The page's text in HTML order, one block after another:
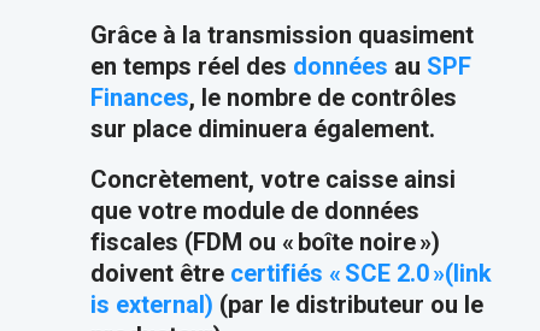
Grâce à la transmission quasiment
en temps réel des données au SPF
Finances, le nombre de contrôles
sur place diminuera également.
Concrètement, votre caisse ainsi
que votre module de données
fiscales (FDM ou « boîte noire »)
doivent être certifiés « SCE 2.0 »(link
is external) (par le distributeur ou le